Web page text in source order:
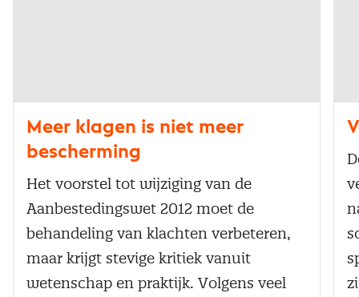
Meer klagen is niet meer
bescherming
Het voorstel tot wijziging van de
Aanbestedingswet 2012 moet de
behandeling van klachten verbeteren,
maar krijgt stevige kritiek vanuit
wetenschap en praktijk. Volgens veel